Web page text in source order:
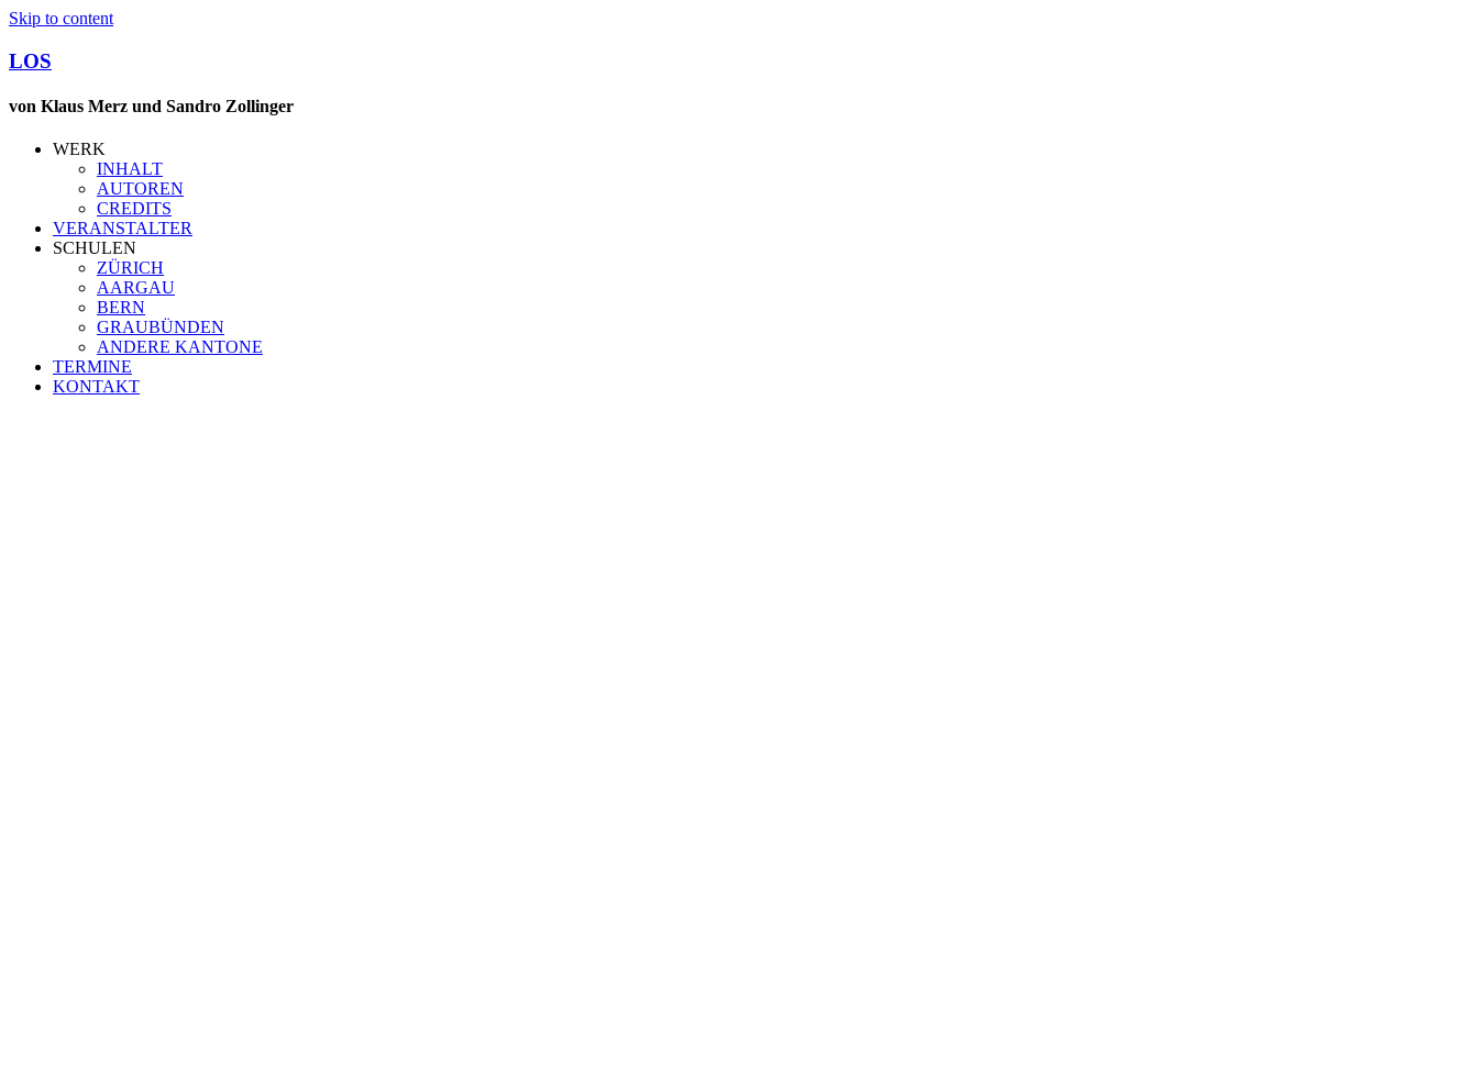
Skip to content
LOS
von Klaus Merz und Sandro Zollinger
WERK
INHALT
AUTOREN
CREDITS
VERANSTALTER
SCHULEN
ZÜRICH
AARGAU
BERN
GRAUBÜNDEN
ANDERE KANTONE
TERMINE
KONTAKT